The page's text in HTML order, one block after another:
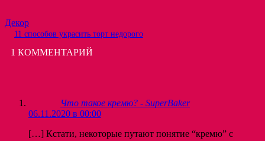
Декор
11 способов украсить торт недорого
1 КОММЕНТАРИЙ
Что такое кремю? - SuperBaker
06.11.2020 в 00:00
[…] Кстати, некоторые путают понятие “кремю” с